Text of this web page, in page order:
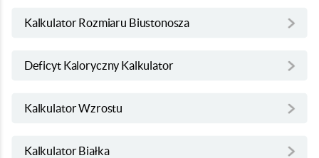
Kalkulator Rozmiaru Biustonosza
Deficyt Kaloryczny Kalkulator
Kalkulator Wzrostu
Kalkulator Białka